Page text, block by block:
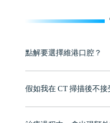
點解要選擇維港口腔？
牌」、「2025香港企業領
至今已服務超過三十個國家
假如我在 CT 掃描後不